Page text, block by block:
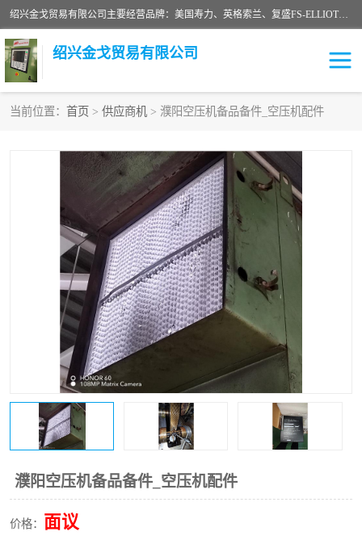
绍兴金戈贸易有限公司主要经营品牌：美国寿力、英格索兰、复盛FS-ELLIOTT，库伯COOPER、阿特拉斯等品牌空压机及配件销售；承接全厂空气压缩机管理、维护保养；节能改造；气体干燥机销售、维护、维修、保养。销售各种品牌空压机空气滤芯、油滤芯、油气分离器；精密过滤器滤芯；除油雾滤芯；抽真空滤芯，消音器，疏水器。劳务承接：全厂空压机维修保养工程，安装工程；移机或汰换工程；节能改造工程等。
绍兴金戈贸易有限公司
当前位置： 首页 > 供应商机 > 濮阳空压机备品备件_空压机配件
濮阳空压机备品备件_空压机配件
价格： 面议
超级冷却剂 英格索兰配件
中车鼓风机 闽台富源特种陶瓷
美国寿力空压机零部件 英格索兰离心机空滤芯
英格索兰COOPER离心机 库伯卡麦隆离心机零件
微电脑控制器 离心式压缩机高速转子组
复盛离心机零件 中冷耐高温气侧密封胶垫
空气过滤器
CAMERON空压机维修 CAMERON空压机显示屏